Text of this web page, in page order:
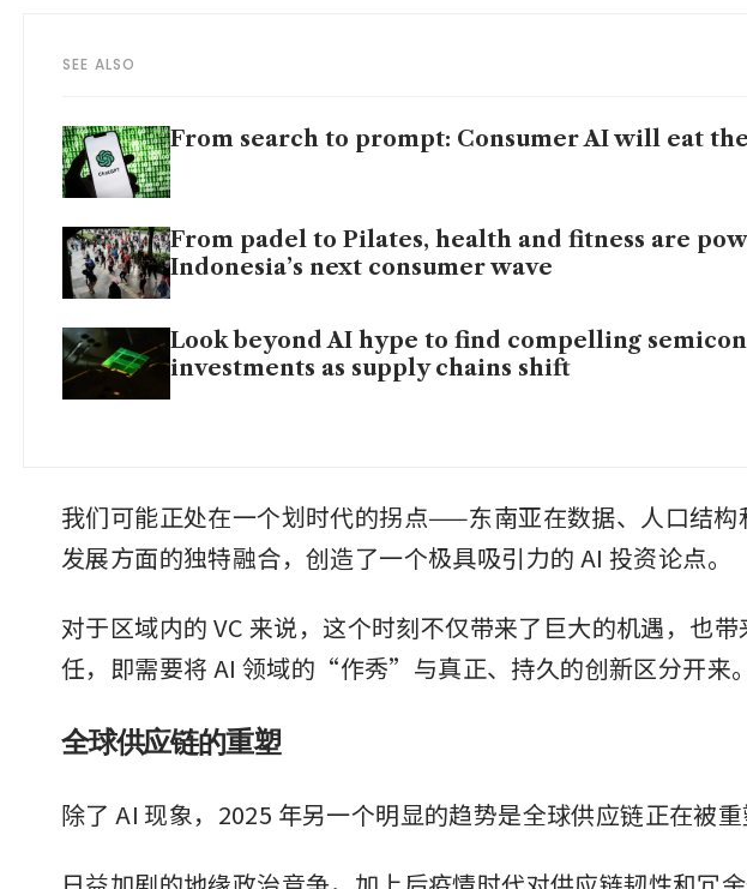
SEE ALSO
From search to prompt: Consumer AI will eat
From padel to Pilates, health and fitness are
Indonesia’s next consumer wave
Look beyond AI hype to find compelling
investments as supply chains shift
我们可能正处在一个划时代的拐点——东南亚在数据、人口结构
发展方面的独特融合，创造了一个极具吸引力的 AI 投资论点。
对于区域内的 VC 来说，这个时刻不仅带来了巨大的机遇，也
任，即需要将 AI 领域的“作秀”与真正、持久的创新区分开来
全球供应链的重塑
除了 AI 现象，2025 年另一个明显的趋势是全球供应链正在被